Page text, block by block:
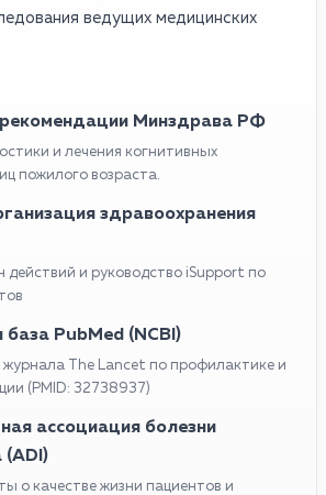
ведущих медицинских
рекомендации Минздрава РФ
и лечения когнитивных
пожилого возраста.
здравоохранения
действий и руководство iSupport по
PubMed (NCBI)
The Lancet по профилактике и
(PMID: 32738937)
ассоциация болезни
(ADI)
о качестве жизни пациентов и